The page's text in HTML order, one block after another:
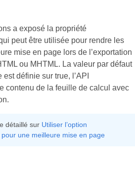
a exposé la propriété
peut être utilisée pour rendre les
mise en page lors de l’exportation
ou MHTML. La valeur par défaut
définie sur true, l’API
contenu de la feuille de calcul avec
détaillé sur Utiliser l’option
une meilleure mise en page